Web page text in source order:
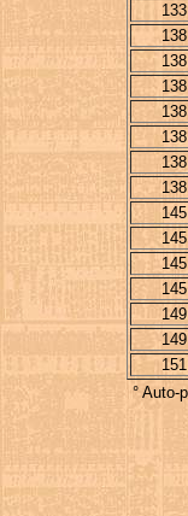
133
138
138
138
138
138
138
138
145
145
145
145
149
149
151
° Auto-